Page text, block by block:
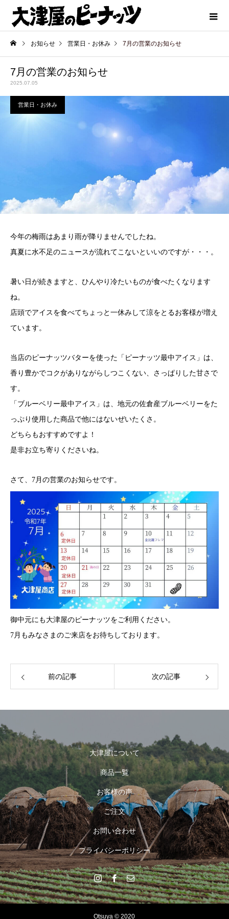
お知らせ 営業日・お休み 7月の営業のお知らせ
7月の営業のお知らせ
2025.07.05
営業日・お休み
今年の梅雨はあまり雨が降りませんでしたね。
真夏に水不足のニュースが流れてこないといいのですが・・・。
暑い日が続きますと、ひんやり冷たいものが食べたくなります
ね。
店頭でアイスを食べてちょっと一休みして涼をとるお客様が増え
ています。
当店のピーナッツバターを使った「ピーナッツ最中アイス」は、
香り豊かでコクがありながらしつこくない、さっぱりした甘さで
す。
「ブルーベリー最中アイス」は、地元の佐倉産ブルーベリーをた
っぷり使用した商品で他にはないぜいたくさ。
どちらもおすすめですよ！
是非お立ち寄りくださいね。
さて、7月の営業のお知らせです。
御中元にも大津屋のピーナッツをご利用ください。
7月もみなさまのご来店をお待ちしております。
前の記事 次の記事
大津屋について
商品一覧
お客様の声
ご注文
お問い合わせ
プライバシーポリシー
Otsuya © 2020